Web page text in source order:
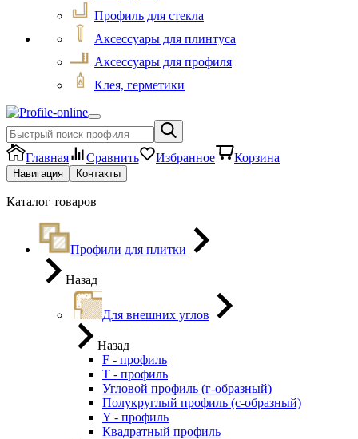
Профиль для стекла
Аксессуары для плинтуса
Аксессуары для профиля
Клея, герметики
Главная Сравнить Избранное Корзина
Навигация Контакты
Каталог товаров
Профили для плитки
Назад
Для внешних углов
Назад
F - профиль
Т - профиль
Угловой профиль (г-образный)
Полукруглый профиль (с-образный)
Y - профиль
Квадратный профиль